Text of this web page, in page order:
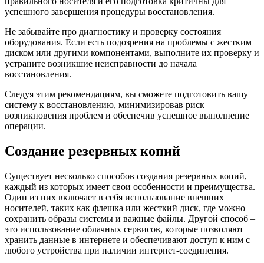
успешного завершения процедуры восстановления.
Не забывайте про диагностику и проверку состояния
оборудования. Если есть подозрения на проблемы с жестким
диском или другими компонентами, выполните их проверку и
устраните возникшие неисправности до начала
восстановления.
Следуя этим рекомендациям, вы сможете подготовить вашу
систему к восстановлению, минимизировав риск
возникновения проблем и обеспечив успешное выполнение
операции.
Создание резервных копий
Существует несколько способов создания резервных копий,
каждый из которых имеет свои особенности и преимущества.
Один из них включает в себя использование внешних
носителей, таких как флешка или жесткий диск, где можно
сохранить образы системы и важные файлы. Другой способ –
это использование облачных сервисов, которые позволяют
хранить данные в интернете и обеспечивают доступ к ним с
любого устройства при наличии интернет-соединения.